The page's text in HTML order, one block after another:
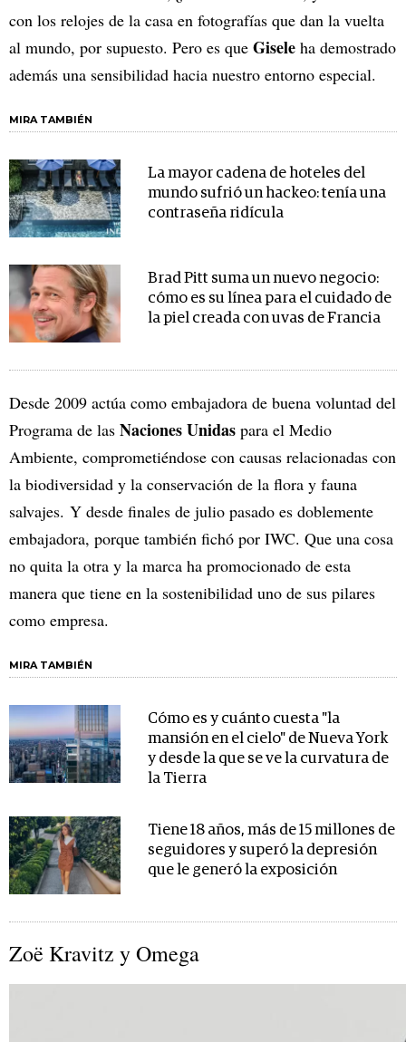
con los relojes de la casa en fotografías que dan la vuelta
al mundo, por supuesto. Pero es que Gisele ha demostrado
además una sensibilidad hacia nuestro entorno especial.
MIRA TAMBIÉN
La mayor cadena de hoteles del
mundo sufrió un hackeo: tenía una
contraseña ridícula
Brad Pitt suma un nuevo negocio:
cómo es su línea para el cuidado de
la piel creada con uvas de Francia
Desde 2009 actúa como embajadora de buena voluntad del
Programa de las Naciones Unidas para el Medio
Ambiente, comprometiéndose con causas relacionadas con
la biodiversidad y la conservación de la flora y fauna
salvajes. Y desde finales de julio pasado es doblemente
embajadora, porque también fichó por IWC. Que una cosa
no quita la otra y la marca ha promocionado de esta
manera que tiene en la sostenibilidad uno de sus pilares
como empresa.
MIRA TAMBIÉN
Cómo es y cuánto cuesta "la
mansión en el cielo" de Nueva York
y desde la que se ve la curvatura de
la Tierra
Tiene 18 años, más de 15 millones de
seguidores y superó la depresión
que le generó la exposición
Zoë Kravitz y Omega